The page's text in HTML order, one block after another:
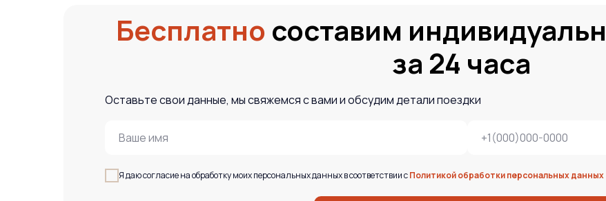
Бесплатно составим
за 24 часа
Оставьте свои данные, мы свяжемся с вами и обсудим детали поездки
Я даю согласие на обработку моих персональных данных в соответствии сПолитикой обработки персональных данных